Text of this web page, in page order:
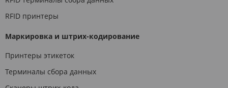
RFID принтеры
Маркировка и штрих-кодирование
Принтеры этикеток
Терминалы сбора данных